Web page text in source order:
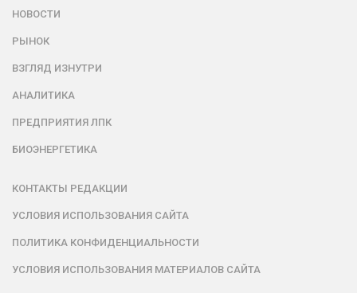
НОВОСТИ
РЫНОК
ВЗГЛЯД ИЗНУТРИ
АНАЛИТИКА
ПРЕДПРИЯТИЯ ЛПК
БИОЭНЕРГЕТИКА
КОНТАКТЫ РЕДАКЦИИ
УСЛОВИЯ ИСПОЛЬЗОВАНИЯ САЙТА
ПОЛИТИКА КОНФИДЕНЦИАЛЬНОСТИ
УСЛОВИЯ ИСПОЛЬЗОВАНИЯ МАТЕРИАЛОВ САЙТА